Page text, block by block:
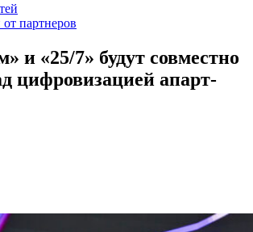
партнеров
и «25/7» будут совместно
цифровизацией апарт-